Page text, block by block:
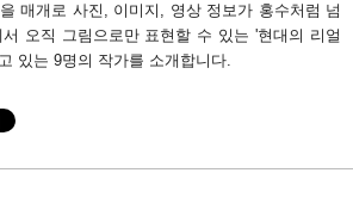
매개로 사진, 이미지, 영상 정보가 홍수처럼 넘
오직 그림으로만 표현할 수 있는 '현대의 리얼
있는 9명의 작가를 소개합니다.